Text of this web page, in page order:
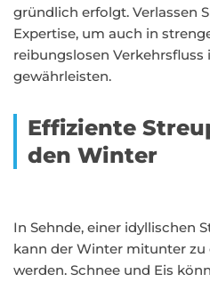
gründlich erfolgt. Verlassen
Expertise, um auch in
reibungslosen Verkehrsfluss
gewährleisten.
Effiziente
den Winter
In Sehnde, einer idyllischen
kann der Winter mitunter zu
werden. Schnee und Eis